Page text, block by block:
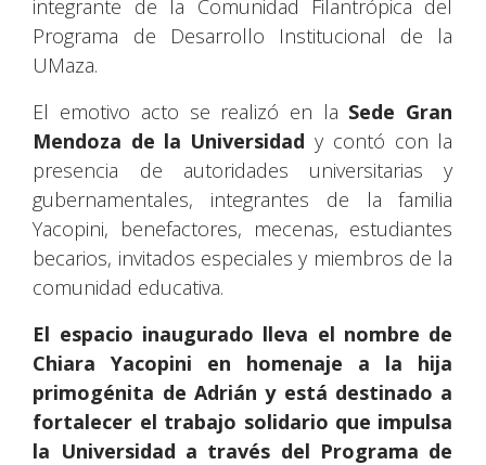
integrante de la Comunidad Filantrópica del
Programa de Desarrollo Institucional de la
UMaza.
El emotivo acto se realizó en la Sede Gran
Mendoza de la Universidad y contó con la
presencia de autoridades universitarias y
gubernamentales, integrantes de la familia
Yacopini, benefactores, mecenas, estudiantes
becarios, invitados especiales y miembros de la
comunidad educativa.
El espacio inaugurado lleva el nombre de
Chiara Yacopini en homenaje a la hija
primogénita de Adrián y está destinado a
fortalecer el trabajo solidario que impulsa
la Universidad a través del Programa de